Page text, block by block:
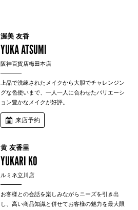
渥美 友香
YUKA ATSUMI
阪神百貨店梅田本店
上品で洗練されたメイクから大胆でチャレンジン
グな色使いまで、一人一人に合わせたバリエーシ
ョン豊かなメイクが好評。
来店予約
黄 友香里
YUKARI KO
ルミネ立川店
お客様との会話を楽しみながらニーズを引き出
し、高い商品知識と併せてお客様の魅力を最大限